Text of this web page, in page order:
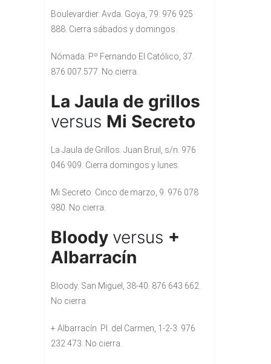
Boulevardier. Avda. Goya, 79. 976 925
888. Cierra sábados y domingos.
Nómada. Pº Fernando El Católico, 37.
876 007 577. No cierra.
La Jaula de grillos
versus Mi Secreto
La Jaula de Grillos. Juan Bruil, s/n. 976
046 909. Cierra domingos y lunes.
Mi Secreto. Cinco de marzo, 9. 976 078
980. No cierra.
Bloody versus +
Albarracín
Bloody. San Miguel, 38-40. 876 643 662.
No cierra.
+ Albarracín. Pl. del Carmen, 1-2-3. 976
232 473. No cierra.